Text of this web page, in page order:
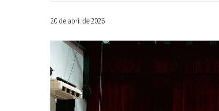
20 de abril de 2026